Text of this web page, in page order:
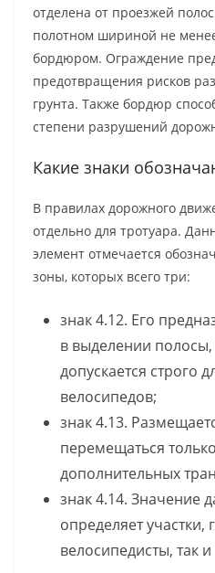
отделена от проезжей
полотном шириной не
бордюром. Ограждение
предотвращения рисков
грунта. Также бордюр
степени разрушений
Какие знаки
В правилах дорожного
отдельно для тротуара.
элемент отмечается
зоны, которых всего три:
знак 4.12. Его
в выделении
допускается строго
велосипедов;
знак 4.13.
перемещаться
дополнительных
знак 4.14. Значение
определяет участки,
велосипедисты, так